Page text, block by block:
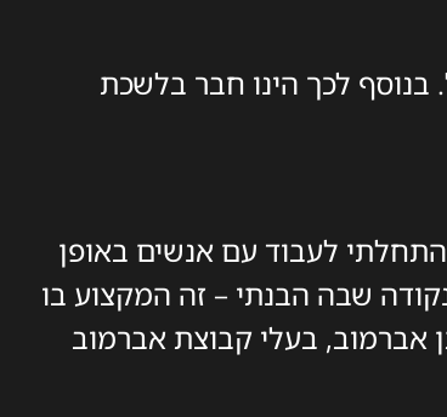
בנוסף לכך הינו חבר בלשכת
לעבוד עם אנשים באופן
שבה הבנתי – זה המקצוע בו
אברמוב, בעלי קבוצת אברמוב